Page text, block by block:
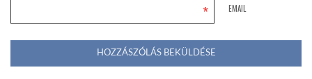
EMAIL
*